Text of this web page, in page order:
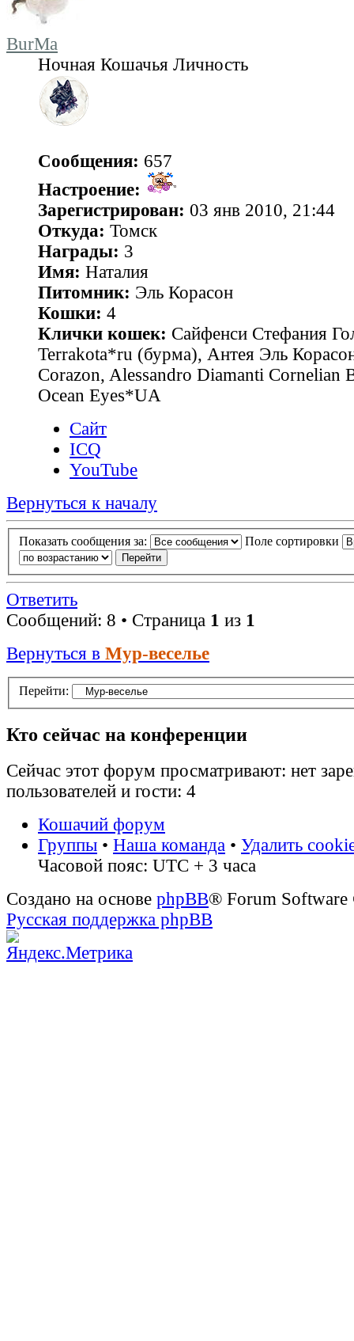
BurMa
Ночная Кошачья Личность
Сообщения: 657
Настроение:
Зарегистрирован: 03 янв 2010, 21:44
Откуда: Томск
Награды: 3
Имя: Наталия
Питомник: Эль Корасон
Кошки: 4
Клички кошек: Сайфенси Стефания
Terrakota*ru (бурма), Антея Эль
Corazon, Alessandro Diamanti Cornelian
Ocean Eyes*UA
Сайт
ICQ
YouTube
Вернуться к началу
Показать сообщения за: Поле сортировки
Ответить
Сообщений: 8 • Страница 1 из 1
Вернуться в Мур-веселье
Перейти:
Кто сейчас на конференции
Сейчас этот форум просматривают: нет
пользователей и гости: 4
Кошачий форум
Группы • Наша команда • Удалить
Часовой пояс: UTC + 3 часа
Создано на основе phpBB® Forum
Русская поддержка phpBB